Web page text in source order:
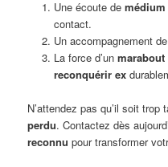
Une écoute de
contact.
Un accompagnement de
La force d’un
reconquérir ex
N’attendez pas qu’il soit trop
perdu. Contactez dès
reconnu pour transformer